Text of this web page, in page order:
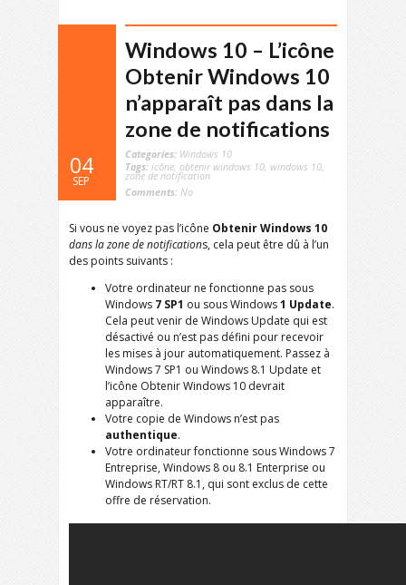
04
SEP
Windows 10 – L’icône
Obtenir Windows 10
n’apparaît pas dans la
zone de notifications
Categories: Windows 10
Tags: icône, obtenir windows 10, windows 10,
zone de notification
Comments: No
Si vous ne voyez pas l’icône Obtenir Windows 10
dans la zone de notifications, cela peut être dû à l’un
des points suivants :
Votre ordinateur ne fonctionne pas sous
Windows 7 SP1 ou sous Windows1 Update.
Cela peut venir de Windows Update qui est
désactivé ou n’est pas défini pour recevoir
les mises à jour automatiquement. Passez à
Windows 7 SP1 ou Windows 8.1 Update et
l’icône Obtenir Windows 10 devrait
apparaître.
Votre copie de Windows n’est pas
authentique.
Votre ordinateur fonctionne sous Windows 7
Entreprise, Windows 8 ou 8.1 Enterprise ou
Windows RT/RT 8.1, qui sont exclus de cette
offre de réservation.